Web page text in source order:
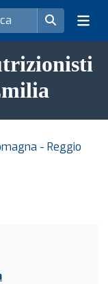
- Reggio